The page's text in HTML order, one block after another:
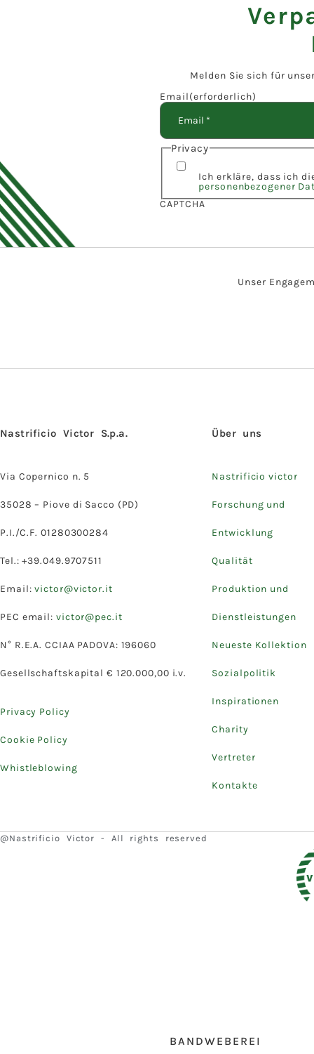
Melden Sie sich für
Email(erforderlich)
Privacy
Ich erkläre, dass ich
personenbezogener
CAPTCHA
Unser
Nastrificio Victor S.p.a.
Via Copernico n. 5
35028 – Piove di Sacco (PD)
P.I./C.F. 01280300284
Tel.: +39.049.9707511
Email:victor@victor.it
PEC email: victor@pec.it
N° R.E.A. CCIAA PADOVA: 196060
Gesellschaftskapital € 120.000,00 i.v.
Privacy Policy
Cookie Policy
Whistleblowing
Über uns
Nastrificio victor
Forschung und
Entwicklung
Qualität
Produktion und
Dienstleistungen
Neueste Kollektion
Sozialpolitik
Inspirationen
Charity
Vertreter
Kontakte
@Nastrificio Victor - All rights reserved
BANDWEBEREI